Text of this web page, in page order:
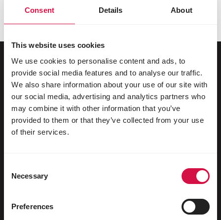
Consent Details About
This website uses cookies
We use cookies to personalise content and ads, to
provide social media features and to analyse our traffic.
We also share information about your use of our site with
our social media, advertising and analytics partners who
may combine it with other information that you’ve
provided to them or that they’ve collected from your use
of their services.
Selection
Necessary
Preferences
Dla Twojego zwierzaka
Ptaki dzikie
Ptaki klatkowe i wolierowe